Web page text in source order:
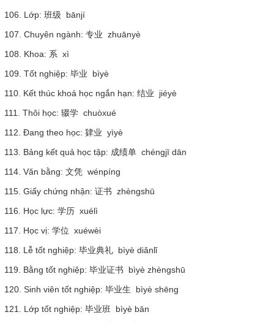
106. Lớp: 班级 bānjí
107. Chuyên ngành: 专业 zhuānyè
108. Khoa: 系 xì
109. Tốt nghiệp: 毕业 bìyè
110. Kết thúc khoá học ngắn hạn: 结业 jiéyè
111. Thôi học: 辍学 chuòxué
112. Đang theo học: 肄业 yìyè
113. Bảng kết quả học tập: 成绩单 chéngjī dān
114. Văn bằng: 文凭 wénpíng
115. Giấy chứng nhận: 证书 zhèngshū
116. Học lực: 学历 xuélì
117. Học vị: 学位 xuéwèi
118. Lễ tốt nghiệp: 毕业典礼 bìyè diǎnlǐ
119. Bằng tốt nghiệp: 毕业证书 bìyè zhèngshū
120. Sinh viên tốt nghiệp: 毕业生 bìyè shēng
121. Lớp tốt nghiệp: 毕业班 bìyè bān